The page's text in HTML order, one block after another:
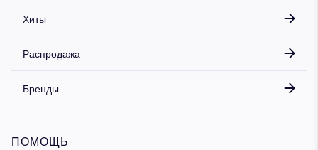
Хиты
Распродажа
Бренды
ПОМОЩЬ